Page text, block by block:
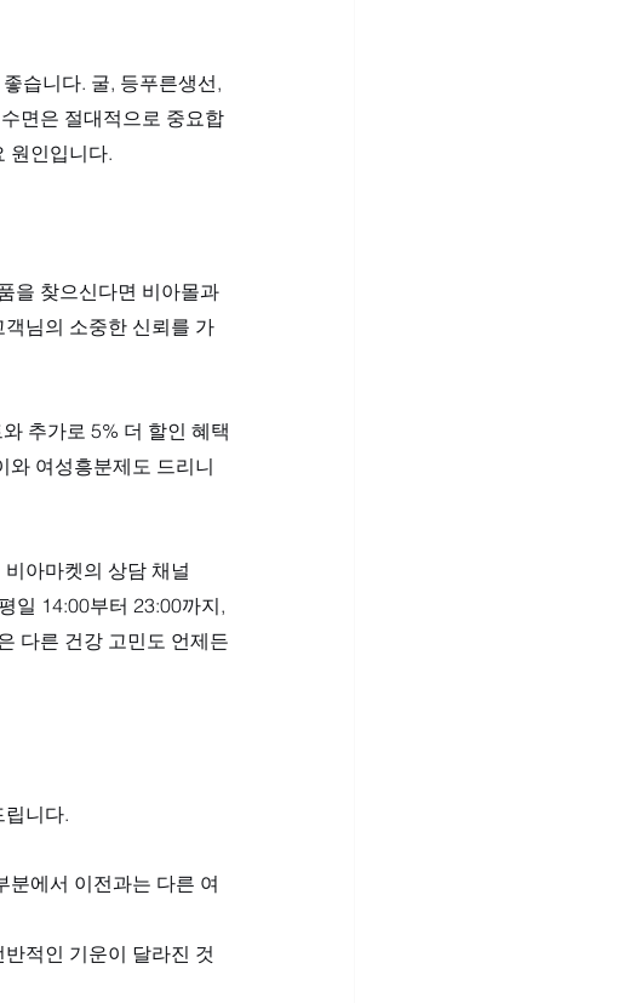
습니다. 굴, 등푸른생선,
면은 절대적으로 중요합
원인입니다.
을 찾으신다면 비아몰과
님의 소중한 신뢰를 가
추가로 5% 더 할인 혜택
와 여성흥분제도 드리니
아마켓의 상담 채널
일 14:00부터 23:00까지,
다른 건강 고민도 언제든
니다.
분에서 이전과는 다른 여
적인 기운이 달라진 것